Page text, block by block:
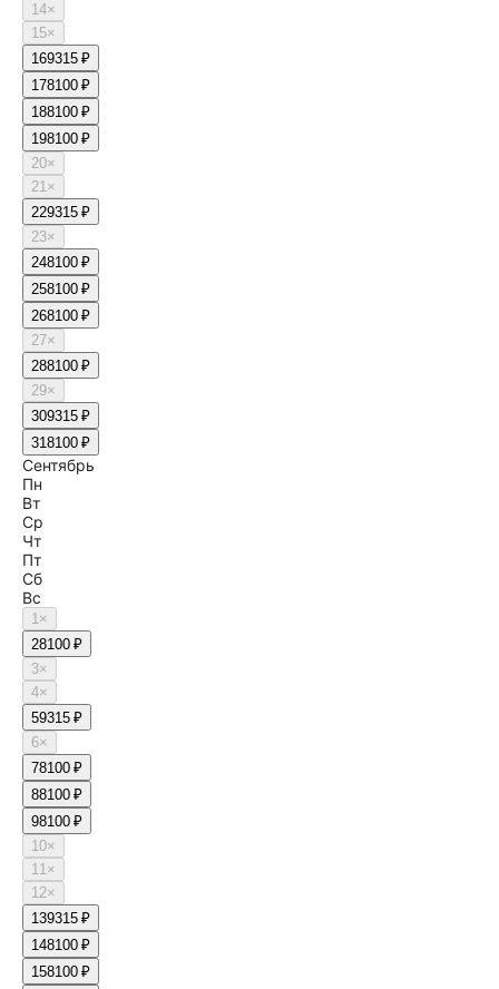
14×
15×
169315 ₽
178100 ₽
188100 ₽
198100 ₽
20×
21×
229315 ₽
23×
248100 ₽
258100 ₽
268100 ₽
27×
288100 ₽
29×
309315 ₽
318100 ₽
Сентябрь
Пн
Вт
Ср
Чт
Пт
Сб
Вс
1×
28100 ₽
3×
4×
59315 ₽
6×
78100 ₽
88100 ₽
98100 ₽
10×
11×
12×
139315 ₽
148100 ₽
158100 ₽